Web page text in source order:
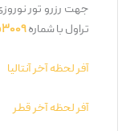
جهت رزرو تور
تراول با شماره
آفر لحظه آخر آنتالیا
آفر لحظه آخر قطر